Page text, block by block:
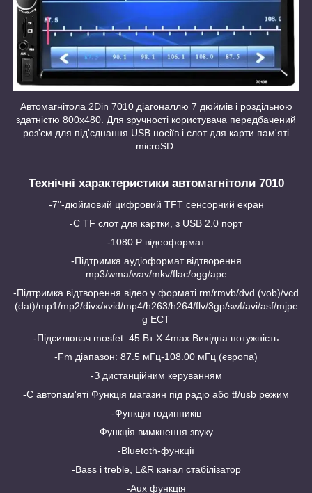
Автомагнітола 2Din 7010 діагоналлю 7 дюймів і роздільною
здатністю 800х480. Для зручності користувача передбачений
роз'єм для під'єднання USB носіїв і слот для карти пам'яті
microSD.
Технічні характеристики автомагнітоли 7010
-7"-дюймовий цифровий TFT сенсорний екран
-С TF слот для картки, з USB 2.0 порт
-1080 P відеоформат
-Підтримка аудіоформат відтворення
mp3/wma/wav/mkv/flac/ogg/ape
-Підтримка відтворення відео у форматі rm/rmvb/dvd (vob)/vcd
(dat)/mp1/mp2/divx/xvid/mp4/h263/h264/flv/3gp/swf/avi/asf/mjpe
g ЕСТ
-Підсилювач mosfet: 45 Вт X 4max Вихідна потужність
-Fm діапазон: 87.5 мГц-108.00 мГц (європа)
-З дистанційним керуванням
-С автопам'яті Функція магазин під радіо або tf/usb режим
-Функція годинників
Функція вимкнення звуку
-Bluetoth-функції
-Bass і treble, L&R канал стабілізатор
-Aux функція